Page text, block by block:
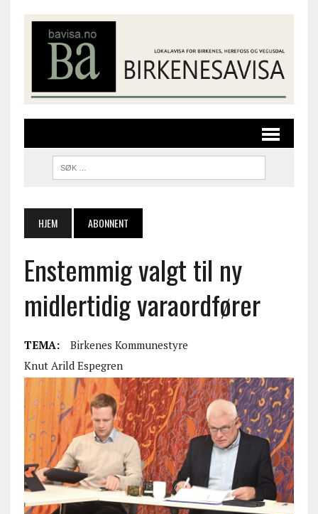
HJEM ABONNENT
Enstemmig valgt til ny
midlertidig varaordfører
TEMA:
Birkenes Kommunestyre
Knut Arild Espegren